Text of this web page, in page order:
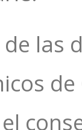
de las